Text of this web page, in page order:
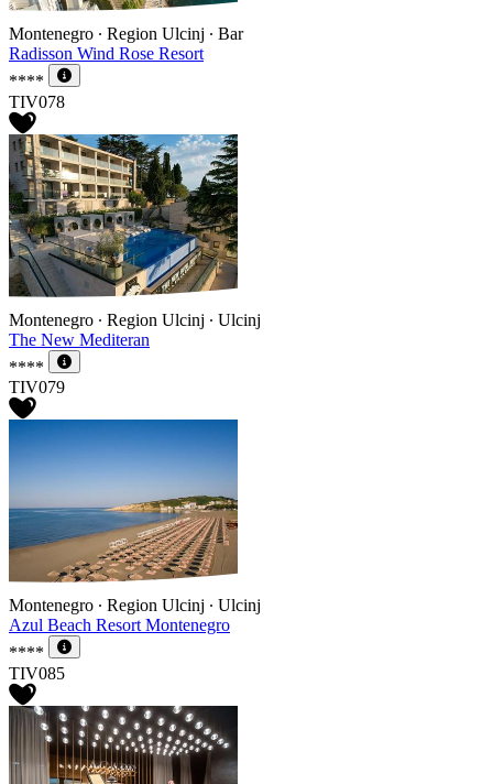
Montenegro ∙ Region Ulcinj ∙ Bar
Radisson Wind Rose Resort
****
TIV078
Montenegro ∙ Region Ulcinj ∙ Ulcinj
The New Mediteran
****
TIV079
Montenegro ∙ Region Ulcinj ∙ Ulcinj
Azul Beach Resort Montenegro
****
TIV085